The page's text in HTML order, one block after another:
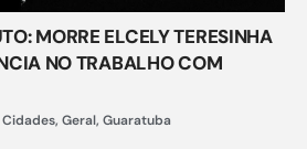
MORRE ELCELY TERESINHA
NO TRABALHO COM
Cidades, Geral, Guaratuba